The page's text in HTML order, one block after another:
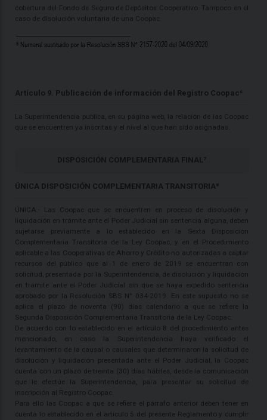
cobertura del Fondo de Seguro de Depósitos Cooperativo. Tampoco en el
caso de disolución voluntaria de una Coopac.
Artículo 9. Publicación de información del Registro Coopac⁶
La Superintendencia publica, en su página web, la relación de las Coopac
que se encuentren ya inscritas y el nivel al que han sido asignadas.
DISPOSICIÓN COMPLEMENTARIA FINAL⁷
ÚNICA DISPOSICIÓN COMPLEMENTARIA TRANSITORIA⁸
ÚNICA.- Las Coopac que se encuentren en proceso de disolución y
liquidación en trámite ante el Poder Judicial sin sentencia alguna, deben
sujetarse previamente a lo establecido en la Sexta Disposición
Complementaria Transitoria de la Ley Coopac, y en el Procedimiento
aplicable a las Cooperativas de Ahorro y Crédito no autorizadas a captar
recursos del público que al 1 de enero de 2019 se encuentran con
solicitud, presentada por la Superintendencia, de disolución y liquidación
en trámite ante el Poder Judicial sin que se haya expedido sentencia
aprobado por la Resolución SBS N° 034-2019. En este supuesto no se
aplica el plazo de noventa (90) días calendario a que se refiere la
Segunda Disposición Complementaria Transitoria de la Ley Coopac.
De acuerdo con lo establecido en el artículo 8 del procedimiento antes
mencionado, en caso la Superintendencia haya verificado el
levantamiento de la causal o causales que determinaron la solicitud de
disolución y liquidación presentada ante el Poder Judicial, la Coopac
cuenta con un plazo de treinta (30) días hábiles, desde la comunicación
que le efectúe la Superintendencia, para presentar su solicitud de
inscripción al Registro Coopac.
Para ello las Coopac a que se refiere el párrafo anterior deben tener en
cuenta lo establecido en el artículo 5 del presente Reglamento y cumplir